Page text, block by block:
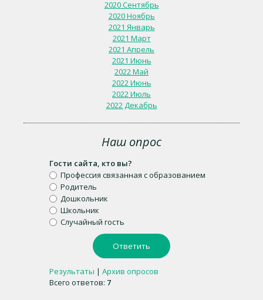
2020 Сентябрь
2020 Ноябрь
2021 Январь
2021 Март
2021 Апрель
2021 Июнь
2022 Май
2022 Июнь
2022 Июль
2022 Декабрь
Наш опрос
Гости сайта, кто вы?
Профессия связанная с образованием
Родитель
Дошкольник
Школьник
Случайный гость
Результаты | Архив опросов
Всего ответов: 7